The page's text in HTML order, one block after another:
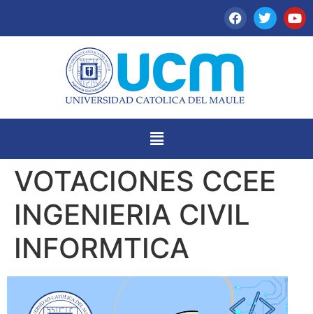
VOTACIONES CCEE
INGENIERIA CIVIL
INFORMTICA